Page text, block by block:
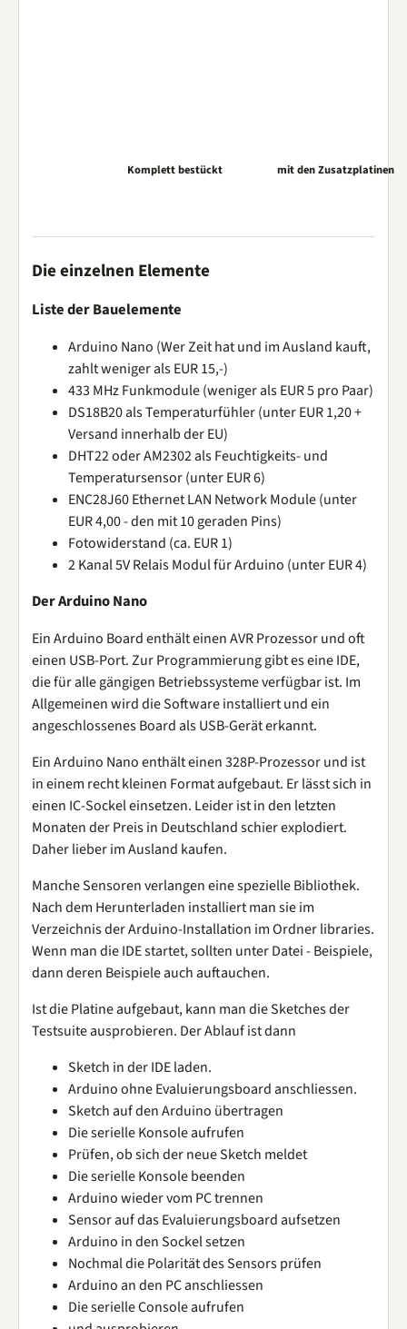
Komplett bestückt mit den Zusatzplatinen
Die einzelnen Elemente
Liste der Bauelemente
Arduino Nano (Wer Zeit hat und im Ausland kauft,
zahlt weniger als EUR 15,-)
433 MHz Funkmodule (weniger als EUR 5 pro Paar)
DS18B20 als Temperaturfühler (unter EUR 1,20 +
Versand innerhalb der EU)
DHT22 oder AM2302 als Feuchtigkeits- und
Temperatursensor (unter EUR 6)
ENC28J60 Ethernet LAN Network Module (unter
EUR 4,00 - den mit 10 geraden Pins)
Fotowiderstand (ca. EUR 1)
2 Kanal 5V Relais Modul für Arduino (unter EUR 4)
Der Arduino Nano
Ein Arduino Board enthält einen AVR Prozessor und oft
einen USB-Port. Zur Programmierung gibt es eine IDE,
die für alle gängigen Betriebssysteme verfügbar ist. Im
Allgemeinen wird die Software installiert und ein
angeschlossenes Board als USB-Gerät erkannt.
Ein Arduino Nano enthält einen 328P-Prozessor und ist
in einem recht kleinen Format aufgebaut. Er lässt sich in
einen IC-Sockel einsetzen. Leider ist in den letzten
Monaten der Preis in Deutschland schier explodiert.
Daher lieber im Ausland kaufen.
Manche Sensoren verlangen eine spezielle Bibliothek.
Nach dem Herunterladen installiert man sie im
Verzeichnis der Arduino-Installation im Ordner libraries.
Wenn man die IDE startet, sollten unter Datei - Beispiele,
dann deren Beispiele auch auftauchen.
Ist die Platine aufgebaut, kann man die Sketches der
Testsuite ausprobieren. Der Ablauf ist dann
Sketch in der IDE laden.
Arduino ohne Evaluierungsboard anschliessen.
Sketch auf den Arduino übertragen
Die serielle Konsole aufrufen
Prüfen, ob sich der neue Sketch meldet
Die serielle Konsole beenden
Arduino wieder vom PC trennen
Sensor auf das Evaluierungsboard aufsetzen
Arduino in den Sockel setzen
Nochmal die Polarität des Sensors prüfen
Arduino an den PC anschliessen
Die serielle Console aufrufen